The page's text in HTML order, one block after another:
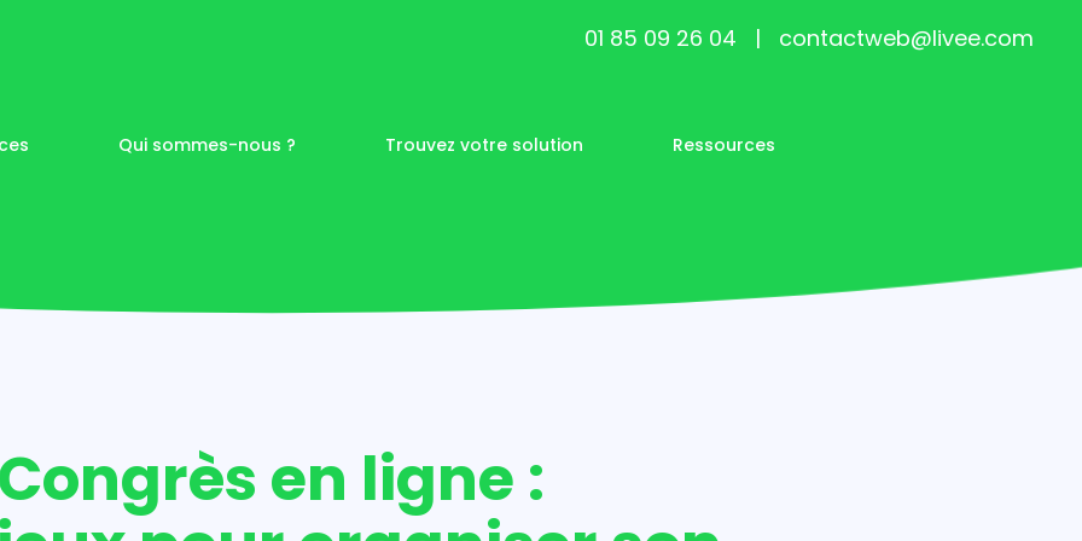
01 85 09 26 04 | contactweb@livee.com
Nantes
Qui sommes-nous ? Trouvez votre solution Ressources
Congrès en ligne :